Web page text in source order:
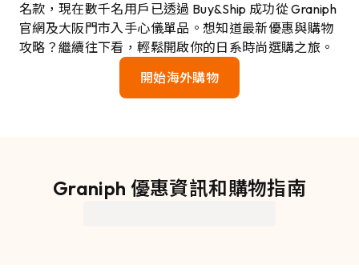
名款，現在數千名用戶已透過 Buy&Ship 成功從 Graniph
官網及大阪門市入手心儀單品。想知道最新優惠與購物
攻略？繼續往下看，輕鬆開啟你的日系時尚選購之旅。
開始海外購物
Graniph 優惠資訊和購物指南